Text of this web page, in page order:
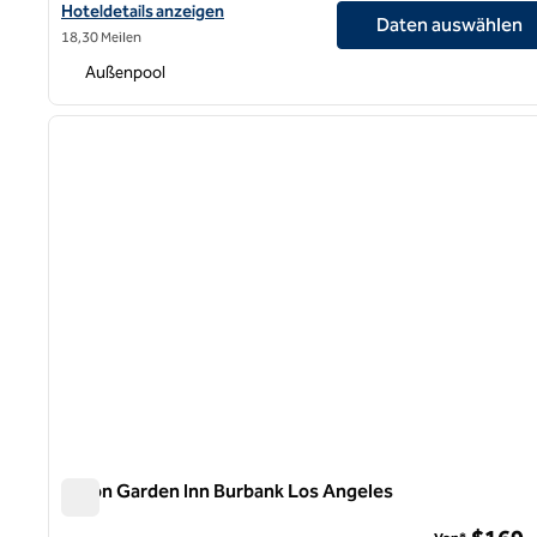
Hoteldetails für das Hilton Garden Inn Los Angeles/Hollywood
Hoteldetails anzeigen
18,30 Meilen
Daten auswählen
Außenpool
1 von 12
Hilton Garden Inn Burbank Los Angeles